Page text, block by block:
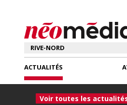
ACTUALITÉS
Voir toutes les